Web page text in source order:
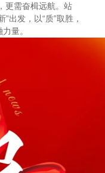
更需奋楫远航。站
”出发，以“质”取胜，
量。